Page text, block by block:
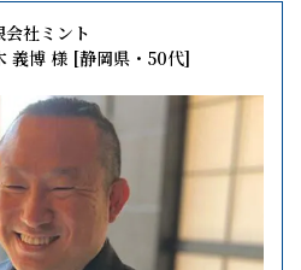
会社ミント
義博 様 [静岡県・50代]